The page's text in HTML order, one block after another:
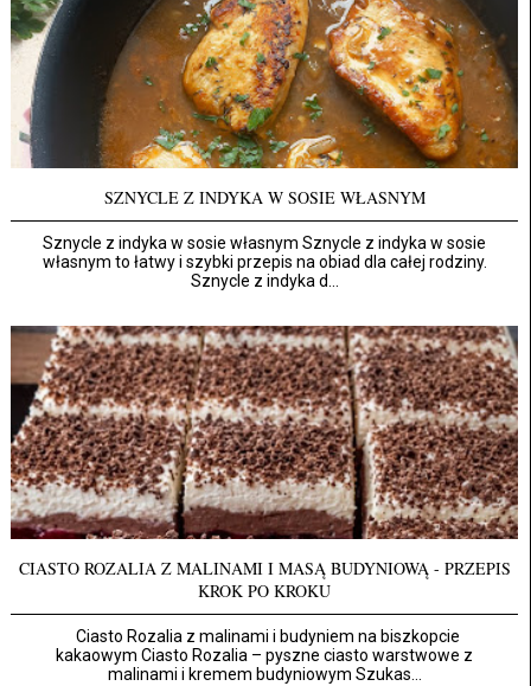
SZNYCLE Z INDYKA W SOSIE WŁASNYM
Sznycle z indyka w sosie własnym Sznycle z indyka w sosie
własnym to łatwy i szybki przepis na obiad dla całej rodziny.
Sznycle z indyka d...
CIASTO ROZALIA Z MALINAMI I MASĄ BUDYNIOWĄ - PRZEPIS
KROK PO KROKU
Ciasto Rozalia z malinami i budyniem na biszkopcie
kakaowym Ciasto Rozalia – pyszne ciasto warstwowe z
malinami i kremem budyniowym Szukas...